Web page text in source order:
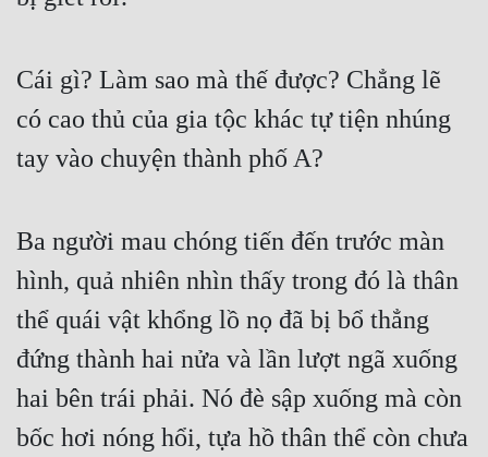
Cái gì? Làm sao mà thế được? Chẳng lẽ
có cao thủ của gia tộc khác tự tiện nhúng
tay vào chuyện thành phố A?
Ba người mau chóng tiến đến trước màn
hình, quả nhiên nhìn thấy trong đó là thân
thể quái vật khổng lồ nọ đã bị bổ thẳng
đứng thành hai nửa và lần lượt ngã xuống
hai bên trái phải. Nó đè sập xuống mà còn
bốc hơi nóng hổi, tựa hồ thân thể còn chưa